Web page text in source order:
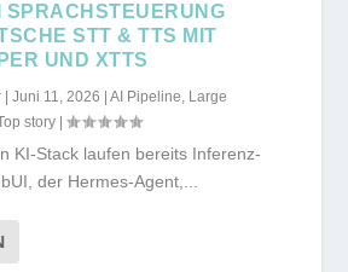
SPRACHSTEUERUNG
STT & TTS MIT
UND XTTS
|Juni 11, 2026 |AI Pipeline, Large
story |
KI-Stack laufen bereits Inferenz-
der Hermes-Agent,...